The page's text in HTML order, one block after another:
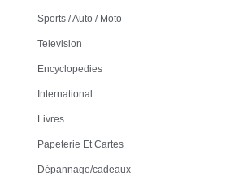
Sports / Auto / Moto
Television
Encyclopedies
International
Livres
Papeterie Et Cartes
Dépannage/cadeaux